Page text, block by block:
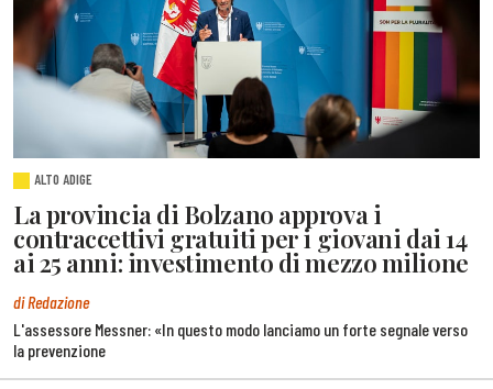
ALTO ADIGE
La provincia di Bolzano approva i
contraccettivi gratuiti per i giovani dai 14
ai 25 anni: investimento di mezzo milione
di Redazione
L'assessore Messner: «In questo modo lanciamo un forte segnale verso
la prevenzione